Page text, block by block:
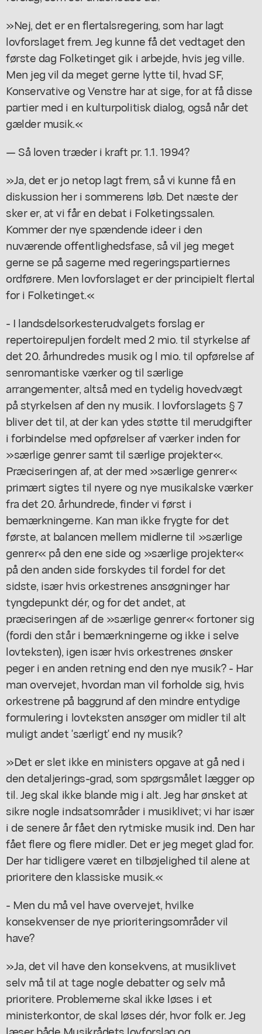
»Nej, det er en flertalsregering, som har lagt
lovforslaget frem. Jeg kunne få det vedtaget den
første dag Folketinget gik i arbejde, hvis jeg ville.
Men jeg vil da meget gerne lytte til, hvad SF,
Konservative og Venstre har at sige, for at få disse
partier med i en kulturpolitisk dialog, også når det
gælder musik.«
— Så loven træder i kraft pr. 1.1. 1994?
»Ja, det er jo netop lagt frem, så vi kunne få en
diskussion her i sommerens løb. Det næste der
sker er, at vi får en debat i Folketingssalen.
Kommer der nye spændende ideer i den
nuværende offentlighedsfase, så vil jeg meget
gerne se på sagerne med regeringspartiernes
ordførere. Men lovforslaget er der principielt flertal
for i Folketinget.«
- I landsdelsorkesterudvalgets forslag er
repertoirepuljen fordelt med 2 mio. til styrkelse af
det 20. århundredes musik og l mio. til opførelse af
senromantiske værker og til særlige
arrangementer, altså med en tydelig hovedvægt
på styrkelsen af den ny musik. I lovforslagets § 7
bliver det til, at der kan ydes støtte til merudgifter
i forbindelse med opførelser af værker inden for
»særlige genrer samt til særlige projekter«.
Præciseringen af, at der med »særlige genrer«
primært sigtes til nyere og nye musikalske værker
fra det 20. århundrede, finder vi først i
bemærkningerne. Kan man ikke frygte for det
første, at balancen mellem midlerne til »særlige
genrer« på den ene side og »særlige projekter«
på den anden side forskydes til fordel for det
sidste, især hvis orkestrenes ansøgninger har
tyngdepunkt dér, og for det andet, at
præciseringen af de »særlige genrer« fortoner sig
(fordi den står i bemærkningerne og ikke i selve
lovteksten), igen især hvis orkestrenes ønsker
peger i en anden retning end den nye musik? - Har
man overvejet, hvordan man vil forholde sig, hvis
orkestrene på baggrund af den mindre entydige
formulering i lovteksten ansøger om midler til alt
muligt andet 'særligt' end ny musik?
»Det er slet ikke en ministers opgave at gå ned i
den detaljerings-grad, som spørgsmålet lægger op
til. Jeg skal ikke blande mig i alt. Jeg har ønsket at
sikre nogle indsatsområder i musiklivet; vi har især
i de senere år fået den rytmiske musik ind. Den har
fået flere og flere midler. Det er jeg meget glad for.
Der har tidligere været en tilbøjelighed til alene at
prioritere den klassiske musik.«
- Men du må vel have overvejet, hvilke
konsekvenser de nye prioriteringsområder vil
have?
»Ja, det vil have den konsekvens, at musiklivet
selv må til at tage nogle debatter og selv må
prioritere. Problemerne skal ikke løses i et
ministerkontor, de skal løses dér, hvor folk er. Jeg
læser både Musikrådets lovforslag og